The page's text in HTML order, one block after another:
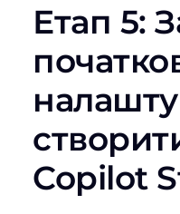
Етап 5:
Copilot